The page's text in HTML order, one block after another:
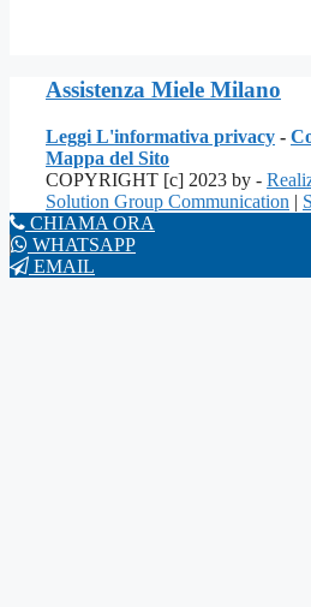
Assistenza Miele Milano
Leggi L'informativa privacy -
Mappa del Sito
COPYRIGHT [c] 2023 by -
Solution Group Communication |
CHIAMA ORA
WHATSAPP
EMAIL